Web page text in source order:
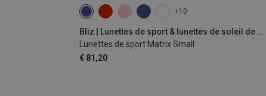
+10
Bliz | Lunettes de sport & lunettes de soleil de sport
Lunettes de sport Matrix Small
€ 81,20